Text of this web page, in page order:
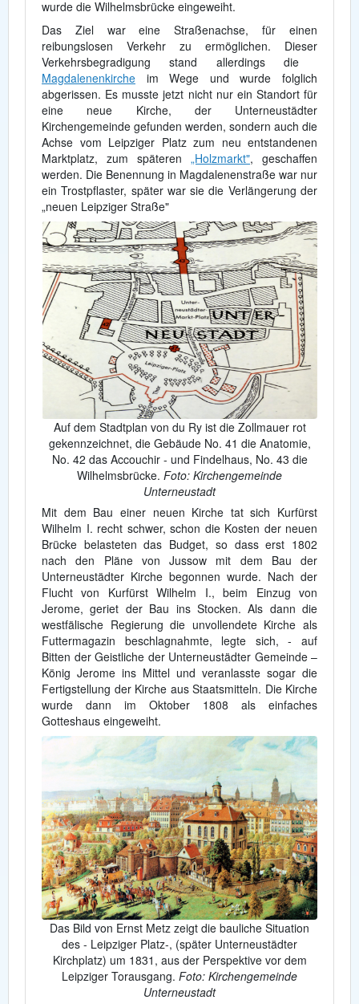
wurde die Wilhelmsbrücke eingeweiht.
Das Ziel war eine Straßenachse, für einen
reibungslosen Verkehr zu ermöglichen. Dieser
Verkehrsbegradigung stand allerdings die
Magdalenenkirche im Wege und wurde folglich
abgerissen. Es musste jetzt nicht nur ein Standort für
eine neue Kirche, der Unterneustädter
Kirchengemeinde gefunden werden, sondern auch die
Achse vom Leipziger Platz zum neu entstandenen
Marktplatz, zum späteren „Holzmarkt", geschaffen
werden. Die Benennung in Magdalenenstraße war nur
ein Trostpflaster, später war sie die Verlängerung der
„neuen Leipziger Straße"
Auf dem Stadtplan von du Ry ist die Zollmauer rot
gekennzeichnet, die Gebäude No. 41 die Anatomie,
No. 42 das Accouchir - und Findelhaus, No. 43 die
Wilhelmsbrücke. Foto: Kirchengemeinde
Unterneustadt
Mit dem Bau einer neuen Kirche tat sich Kurfürst
Wilhelm I. recht schwer, schon die Kosten der neuen
Brücke belasteten das Budget, so dass erst 1802
nach den Pläne von Jussow mit dem Bau der
Unterneustädter Kirche begonnen wurde. Nach der
Flucht von Kurfürst Wilhelm I., beim Einzug von
Jerome, geriet der Bau ins Stocken. Als dann die
westfälische Regierung die unvollendete Kirche als
Futtermagazin beschlagnahmte, legte sich, - auf
Bitten der Geistliche der Unterneustädter Gemeinde –
König Jerome ins Mittel und veranlasste sogar die
Fertigstellung der Kirche aus Staatsmitteln. Die Kirche
wurde dann im Oktober 1808 als einfaches
Gotteshaus eingeweiht.
Das Bild von Ernst Metz zeigt die bauliche Situation
des - Leipziger Platz-, (später Unterneustädter
Kirchplatz) um 1831, aus der Perspektive vor dem
Leipziger Torausgang. Foto: Kirchengemeinde
Unterneustadt